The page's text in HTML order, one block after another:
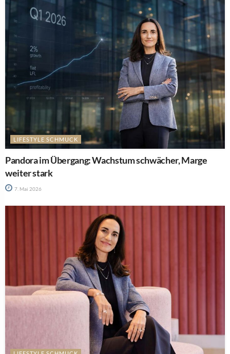
LIFESTYLE SCHMUCK
Pandora im Übergang: Wachstum schwächer, Marge
weiter stark
7. Mai 2026